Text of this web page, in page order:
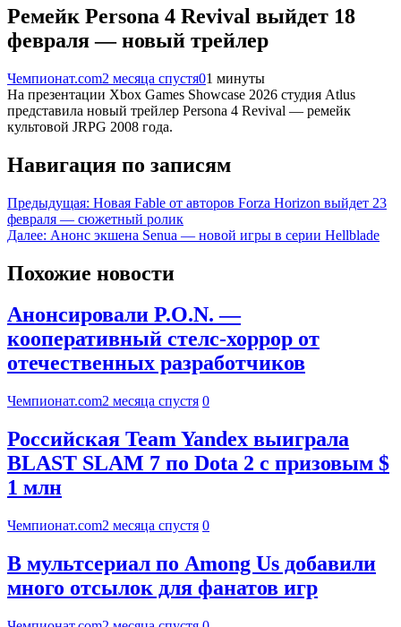
Ремейк Persona 4 Revival выйдет 18
февраля — новый трейлер
Чемпионат.com2 месяца спустя01 минуты
На презентации Xbox Games Showcase 2026 студия Atlus
представила новый трейлер Persona 4 Revival — ремейк
культовой JRPG 2008 года.
Навигация по записям
Предыдущая: Новая Fable от авторов Forza Horizon выйдет 23
февраля — сюжетный ролик
Далее: Анонс экшена Senua — новой игры в серии Hellblade
Похожие новости
Анонсировали P.O.N. —
кооперативный стелс-хоррор от
отечественных разработчиков
Чемпионат.com2 месяца спустя 0
Российская Team Yandex выиграла
BLAST SLAM 7 по Dota 2 с призовым $
1 млн
Чемпионат.com2 месяца спустя 0
В мультсериал по Among Us добавили
много отсылок для фанатов игр